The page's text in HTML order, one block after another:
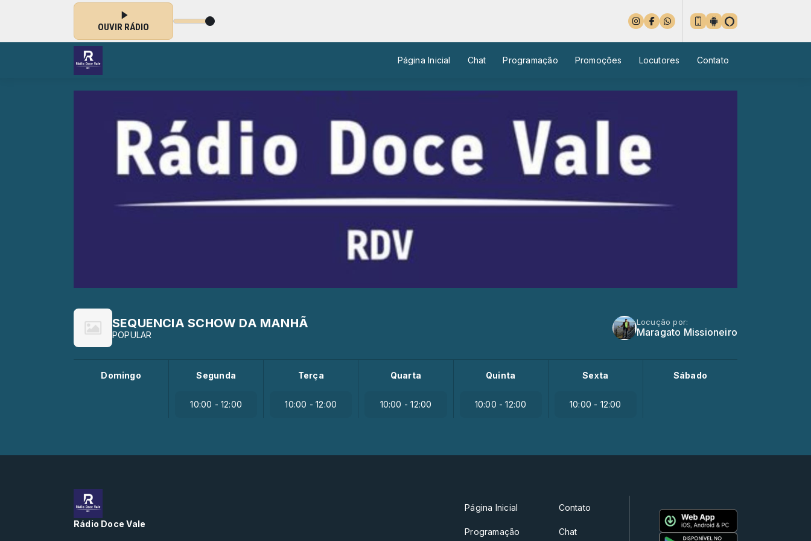
OUVIR RÁDIO
Página Inicial Chat Programação Promoções Locutores Contato
SEQUENCIA SCHOW DA MANHÃ
POPULAR
Locução por:
Maragato Missioneiro
Domingo Segunda
10:00 - 12:00
Terça
10:00 - 12:00
Quarta
10:00 - 12:00
Quinta
10:00 - 12:00
Sexta
10:00 - 12:00
Sábado
Rádio Doce Vale
Página Inicial
Programação
Contato
Chat